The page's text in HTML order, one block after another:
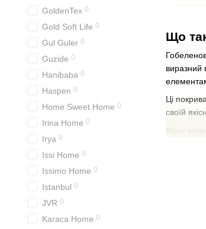
Що
виразний
Ці
своїй
Вони
GoldenTex 0
Gold Soft Life 0
Gul Guler 0
Guzide 0
Hanibaba 0
Haspen 0
Home Sweet Home 0
Irina Home 0
Irya 0
Issi Home 0
Issimo Home 0
Istanbul 0
JVR 0
Karaca Home 0